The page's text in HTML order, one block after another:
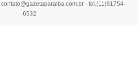
contato@gazetaparaiba.com.br- tel.(11)91754-
6532